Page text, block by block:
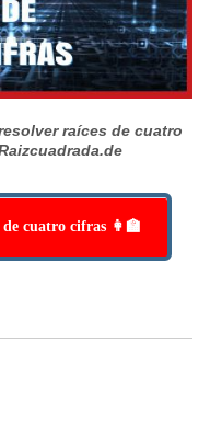
raíces de cuatro
cuatro cifras 👩‍🏫